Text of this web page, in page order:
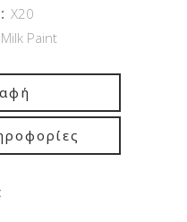
X20
Paint